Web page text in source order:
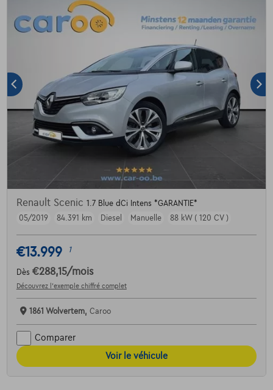
Renault Scenic 1.7 Blue dCi Intens *GARANTIE*
05/2019
84.391 km Diesel Manuelle 88 kW ( 120 CV )
€13.999 1
Dès €288,15/mois
Découvrez l’exemple chiffré complet
1861 Wolvertem, Caroo
Comparer
Voir le véhicule